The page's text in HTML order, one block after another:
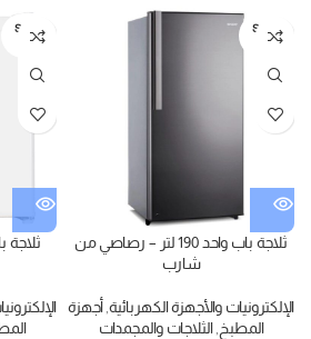
SOLD
OUT
ثلاجة باب واحد 190 لتر – رصاصي من
شارب
الإلكترونيات والأجهزة الكهربائية,أجهزة
المطبخ,الثلاجات والمجمدات
SOLD
OUT